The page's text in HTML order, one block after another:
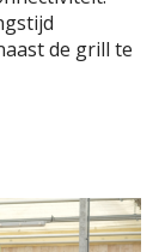
de grill te